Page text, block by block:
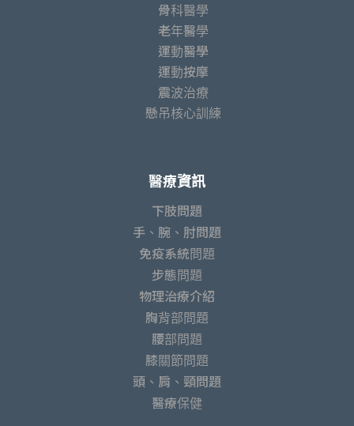
骨科醫學
老年醫學
運動醫學
運動按摩
震波治療
懸吊核心訓練
醫療資訊
下肢問題
手、腕、肘問題
免疫系統問題
步態問題
物理治療介紹
胸背部問題
腰部問題
膝關節問題
頭、肩、頸問題
醫療保健